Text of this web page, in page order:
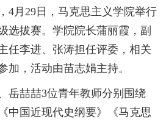
4月29日，马克思主义学院举行
选拔赛。学院院长蒲丽霞，副
任李进、张涛担任评委，相关
加，活动由苗志娟主持。
岳喆喆3位青年教师分别围绕
中国近现代史纲要》《马克思